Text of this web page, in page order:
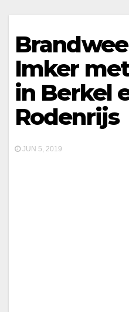
Imker
in Berkel
Rodenrijs
JUN 5, 2019